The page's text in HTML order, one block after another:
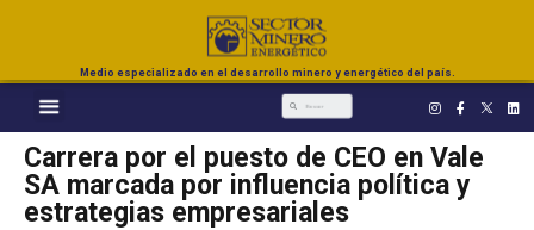
Medio especializado en el desarrollo minero y energético del país.
Carrera por el puesto de CEO en Vale
SA marcada por influencia política y
estrategias empresariales